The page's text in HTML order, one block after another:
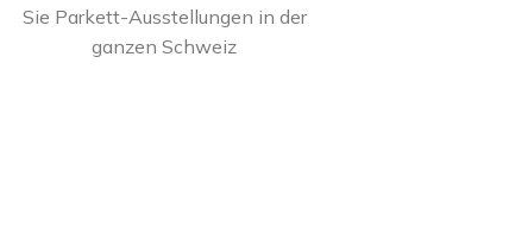
Sie Parkett-Ausstellungen in der
ganzen Schweiz